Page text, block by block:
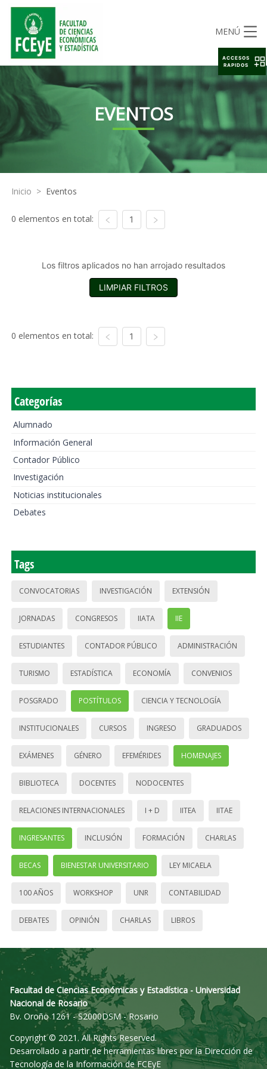
MENÚ
EVENTOS
Inicio > Eventos
0 elementos en total: 1
Los filtros aplicados no han arrojado resultados
LIMPIAR FILTROS
0 elementos en total: 1
Categorías
Alumnado
Información General
Contador Público
Investigación
Noticias institucionales
Debates
Tags
CONVOCATORIAS INVESTIGACIÓN EXTENSIÓN
JORNADAS CONGRESOS IIATA IIE
ESTUDIANTES CONTADOR PÚBLICO ADMINISTRACIÓN
TURISMO ESTADÍSTICA ECONOMÍA CONVENIOS
POSGRADO POSTÍTULOS CIENCIA Y TECNOLOGÍA
INSTITUCIONALES CURSOS INGRESO GRADUADOS
EXÁMENES GÉNERO EFEMÉRIDES HOMENAJES
BIBLIOTECA DOCENTES NODOCENTES
RELACIONES INTERNACIONALES I + D IITEA IITAE
INGRESANTES INCLUSIÓN FORMACIÓN CHARLAS
BECAS BIENESTAR UNIVERSITARIO LEY MICAELA
100 AÑOS WORKSHOP UNR CONTABILIDAD
DEBATES OPINIÓN CHARLAS LIBROS
Facultad de Ciencias Económicas y Estadística - Universidad
Nacional de Rosario
Bv. Oroño 1261 - S2000DSM - Rosario
Copyright © 2021. All Rights Reserved.
Desarrollado a partir de herramientas libres por la Dirección de
Tecnología de la Información de FCEyE
ACCESOS
RAPIDOS